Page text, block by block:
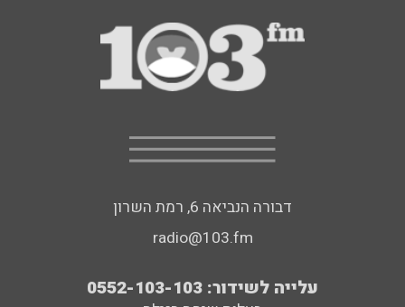
דבורה הנביאה 6, רמת השרון
radio@103.fm
עלייה לשידור: 0552-103-103